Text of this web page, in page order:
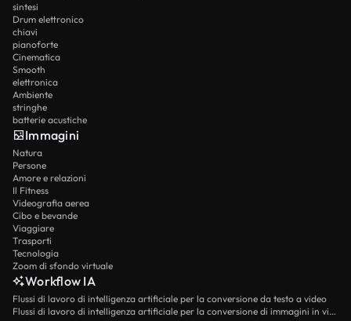
sintesi
Drum elettronico
chiavi
pianoforte
Cinematica
Smooth
elettronica
Ambiente
stringhe
batterie acustiche
Immagini
Natura
Persone
Amore e relazioni
Il Fitness
Videografia aerea
Cibo e bevande
Viaggiare
Trasporti
Tecnologia
Zoom di sfondo virtuale
Workflow IA
Flussi di lavoro di intelligenza artificiale per la conversione da testo a video
Flussi di lavoro di intelligenza artificiale per la conversione di immagini in video